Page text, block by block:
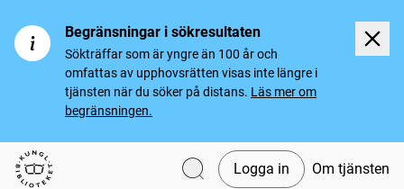
Begränsningar i sökresultaten
Sökträffar som är yngre än 100 år och
omfattas av upphovsrätten visas inte längre i
tjänsten när du söker på distans. Läs mer om
begränsningen.
Svenska tidningar
Logga in Om tjänsten